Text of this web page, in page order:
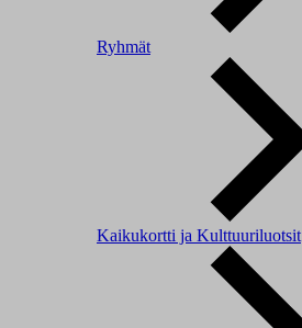
Ryhmät
Kaikukortti ja Kulttuuriluotsit